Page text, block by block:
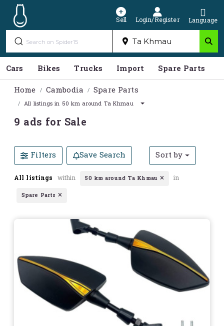
Sell Login/Register Language
Cars Bikes Trucks Import Spare Parts
Home
Cambodia Spare Parts
All listings in 50 km around Ta Khmau
9 ads for Sale
Filters Save Search Sort by
All listings within 50 km around Ta Khmau in
Spare Parts